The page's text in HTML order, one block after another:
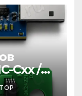
Cxx /